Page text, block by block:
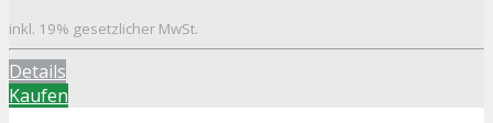
inkl. 19% gesetzlicher MwSt.
Details
Kaufen